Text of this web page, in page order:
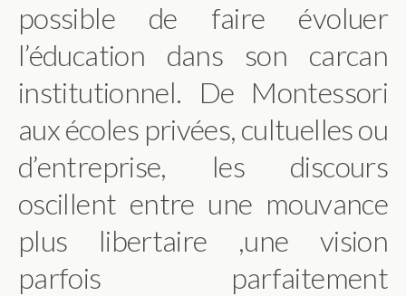
possible de faire évoluer
l’éducation dans son carcan
institutionnel. De Montessori
aux écoles privées, cultuelles ou
d’entreprise, les discours
oscillent entre une mouvance
plus libertaire ,une vision
parfois parfaitement